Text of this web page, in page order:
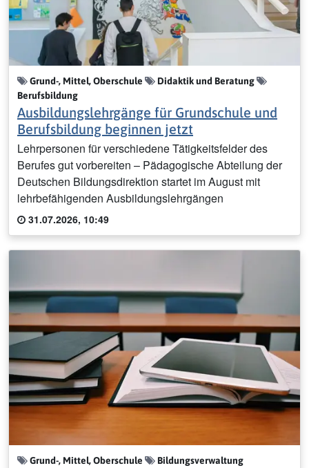
Grund-, Mittel, Oberschule
Didaktik und Beratung
Berufsbildung
Ausbildungslehrgänge für Grundschule und
Berufsbildung beginnen jetzt
Lehrpersonen für verschiedene Tätigkeitsfelder des
Berufes gut vorbereiten – Pädagogische Abteilung der
Deutschen Bildungsdirektion startet im August mit
lehrbefähigenden Ausbildungslehrgängen
31.07.2026, 10:49
Grund-, Mittel, Oberschule Bildungsverwaltung